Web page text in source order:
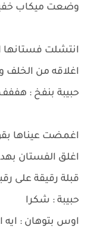
وضعت ميكاب
انتشلت فستانها
اغلاقه من الخلف
حبيبة بنفخ :
اغمضت عيناها
اغلق الفستان
قبلة رقيقة على
حبيبة : شكرا
اوس بتوهان : ايه